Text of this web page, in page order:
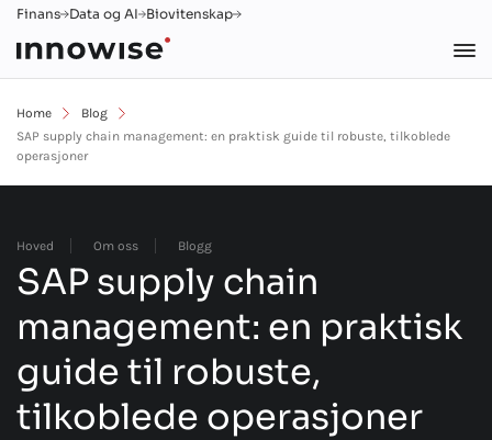
Finans Data og AI Biovitenskap
Home
Blog
SAP supply chain management: en praktisk guide til robuste, tilkoblede
operasjoner
Hoved Om oss Blogg
SAP supply chain
management: en praktisk
guide til robuste,
tilkoblede operasjoner